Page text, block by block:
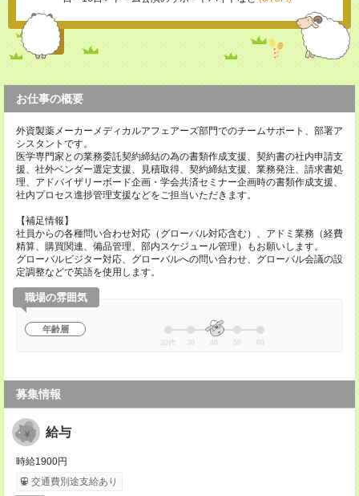
お仕事の概要
外資製薬メーカーメディカルアフェアーズ部門でのチームサポート、部署ア
シスタントです。
医学専門家との業務委託契約締結の為の書類作成支援、契約書の社内申請支
援、社外ベンダー選定支援、見積取得、契約締結支援、業務発注、請求書処
理、アドバイザリーボード企画・学会共済セミナー企画時の書類作成支援、
社内プロセス進捗管理支援などをご担当いただきます。
【補足情報】
社員からの各種問い合わせ対応（グローバル対応含む）、アドミ業務（経費
精算、購買関連、備品管理、部内スケジュール管理）もお願いします。
グローバルビジター対応、グローバルへの問い合わせ、グローバル会議の設
定調整などで英語を使用します。
職場の雰囲気
年齢層
20代 30 40 50 60
募集情報
給与
時給1900円
交通費別途支給あり